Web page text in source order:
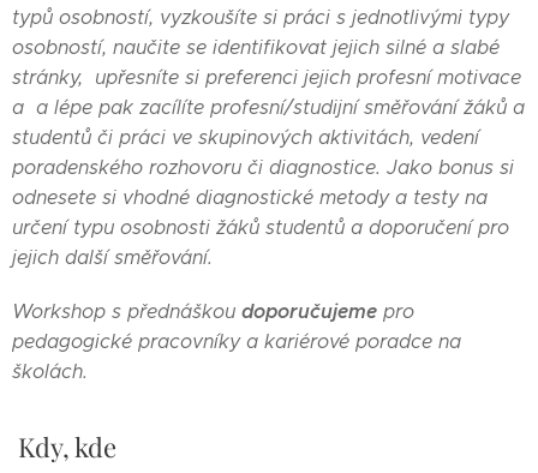
typů osobností, vyzkoušíte si práci s jednotlivými typy
osobností, naučite se identifikovat jejich silné a slabé
stránky, upřesníte si preferenci jejich profesní motivace
a a lépe pak zacílíte profesní/studijní směřování žáků a
studentů či práci ve skupinových aktivitách, vedení
poradenského rozhovoru či diagnostice. Jako bonus si
odnesete si vhodné diagnostické metody a testy na
určení typu osobnosti žáků studentů a doporučení pro
jejich další směřování.
Workshop s přednáškou doporučujeme pro
pedagogické pracovníky a kariérové poradce na
školách.
Kdy, kde